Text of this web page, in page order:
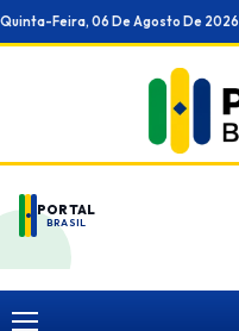
Ir
para
Quinta-Feira, 06 De Agosto De 2026
PORTAL
BRASIL